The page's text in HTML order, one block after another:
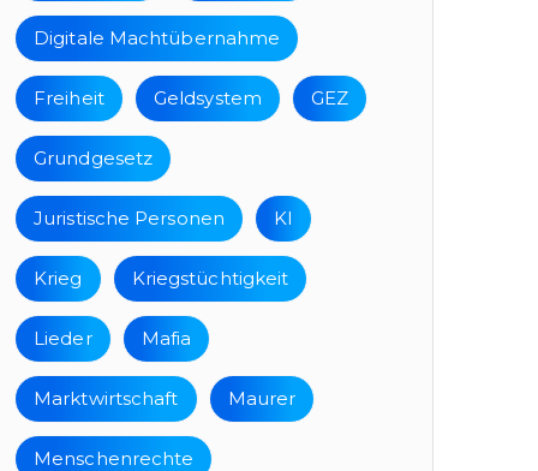
Digitale Machtübernahme
Freiheit Geldsystem GEZ
Grundgesetz
Juristische Personen KI
Krieg Kriegstüchtigkeit
Lieder Mafia
Marktwirtschaft Maurer
Menschenrechte